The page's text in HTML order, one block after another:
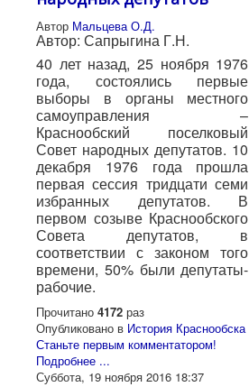
Автор Мальцева О.Д.
Автор: Сапрыгина Г.Н.
40 лет назад, 25 ноября 1976
года, состоялись первые
выборы в органы местного
самоуправления –
Краснообский поселковый
Совет народных депутатов. 10
декабря 1976 года прошла
первая сессия тридцати семи
избранных депутатов. В
первом созыве Краснообского
Совета депутатов, в
соответствии с законом того
времени, 50% были депутаты-
рабочие.
Прочитано 4172 раз
Опубликовано в История Краснообска
Станьте первым комментатором!
Подробнее ...
Суббота, 19 ноября 2016 18:37